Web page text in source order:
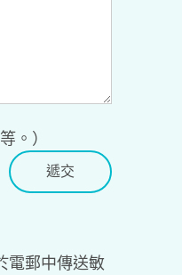
。）
電郵中傳送敏